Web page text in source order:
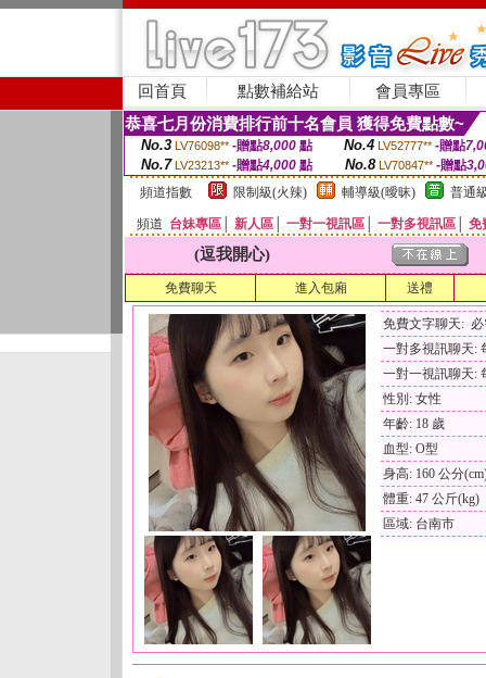
回首頁 點數補給站 會員專區
恭喜七月份消費排行前十名會員 獲得免費點數~
No.3 LV76098** -贈點8,000點 No.4 LV52777** -贈點
No.7 LV23213** -贈點4,000 點 No.8 LV70847** -贈點
頻道指數
限制級(火辣) 輔導級(曖昧) 普通
頻道 台妹專區 新人區 一對一視訊區 一對多視訊區 免
(逗我開心)
免費聊天 進入包廂 送禮
免費文字聊天:
一對多視訊聊天:
一對一視訊聊天:
性別: 女性
年齡: 18 歲
血型: O型
身高: 160 公分
體重: 47 公斤(kg)
區域: 台南市